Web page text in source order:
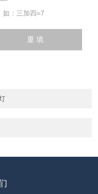
如：三加四=7